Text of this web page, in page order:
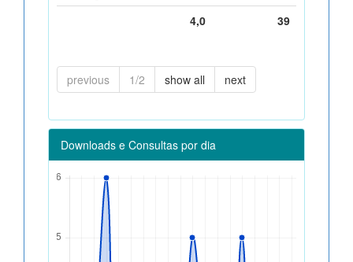
4,0
39
previous 1/2 show all next
Downloads e Consultas por dia